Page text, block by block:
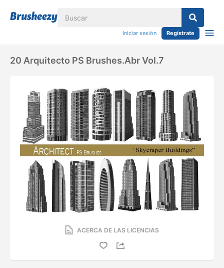
Iniciar sesión Regístrate
20 Arquitecto PS Brushes.abr Vol.7
ACERCA DE LAS LICENCIAS